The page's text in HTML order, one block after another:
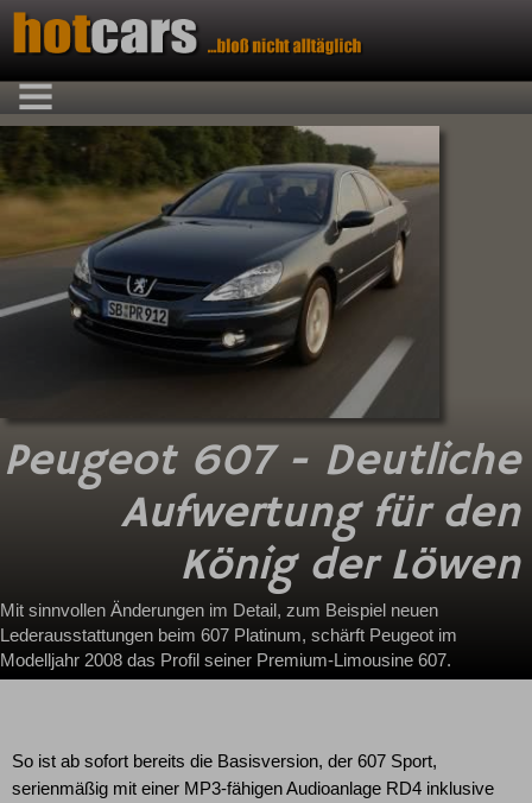
Peugeot 607 - Deutliche
Aufwertung für den
König der Löwen
Mit sinnvollen Änderungen im Detail, zum Beispiel neuen
Lederausstattungen beim 607 Platinum, schärft Peugeot im
Modelljahr 2008 das Profil seiner Premium-Limousine 607.
So ist ab sofort bereits die Basisversion, der 607 Sport,
serienmäßig mit einer MP3-fähigen Audioanlage RD4 inklusive